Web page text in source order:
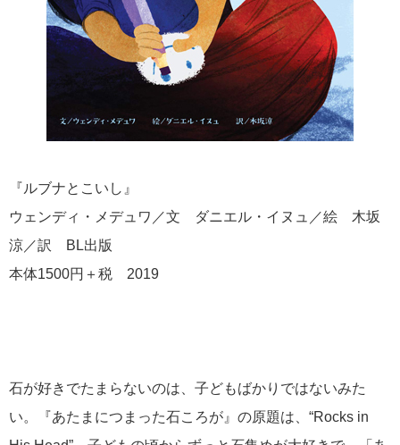
『ルブナとこいし』
ウェンディ・メデュワ／文 ダニエル・イヌュ／絵 木坂
涼／訳 BL出版
本体1500円＋税 2019
石が好きでたまらないのは、子どもばかりではないみた
い。『あたまにつまった石ころが』の原題は、“Rocks in